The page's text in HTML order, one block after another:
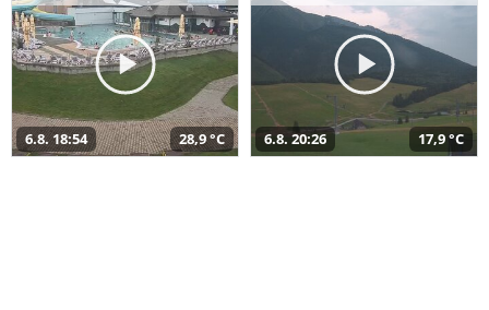
6.8. 18:54 28,9 °C 6.8. 20:26 17,9 °C